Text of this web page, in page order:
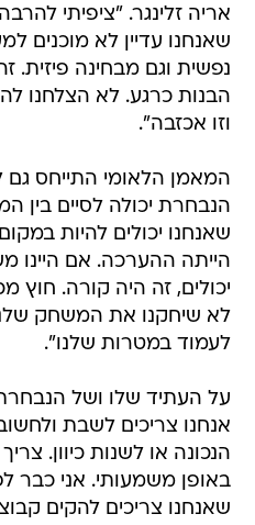
אריה זלינגר. "ציפיתי
שאנחנו עדיין לא מוכנים
נפשית וגם מבחינה פיזית.
הבנות כרגע. לא הצלחנו
וזו אכזבה".
המאמן הלאומי התייחס
הייתה ההערכה. אם היינו
יכולים, זה היה קורה. חוץ
לא שיחקנו את המשחק
לעמוד במטרות שלנו".
על העתיד שלו ושל
אנחנו צריכים לשבת
הנכונה או לשנות כיוון.
באופן משמעותי. אני כבר
שאנחנו צריכים להקים